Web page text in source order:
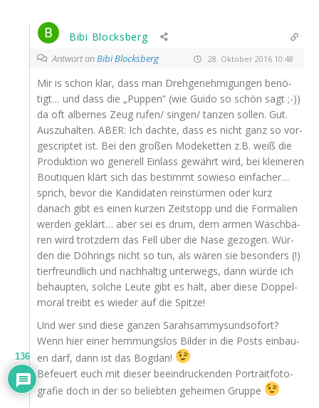
Bibi Blocksberg
Antwort anBibi Blocksberg 28. Oktober 2016 10:48
Mir is schon klar, dass man Dreh­ge­neh­mi­gun­gen benö­
tigt… und dass die „Pup­pen” (wie Gui­do so schön sagt ;-))
da oft alber­nes Zeug rufen/ singen/ tan­zen sol­len. Gut.
Aus­zu­hal­ten. ABER: Ich dach­te, dass es nicht ganz so vor­
ge­scrip­tet ist. Bei den gro­ßen Mode­ket­ten z.B. weiß die
Pro­duk­ti­on wo gene­rell Ein­lass gewährt wird, bei klei­ne­ren
Bou­ti­quen klärt sich das bestimmt sowie­so ein­fa­cher…
sprich, bevor die Kan­di­da­ten rein­stür­men oder kurz
danach gibt es einen kur­zen Zeit­stopp und die For­ma­li­en
wer­den geklärt… aber sei es drum, dem armen Wäsch­bä­
ren wird trotz­dem das Fell über die Nase gezo­gen. Wür­
den die Döh­rings nicht so tun, als wären sie beson­ders (!)
tier­freund­lich und nach­hal­tig unter­wegs, dann wür­de ich
behaup­ten, sol­che Leu­te gibt es halt, aber die­se Dop­pel­
mo­ral treibt es wie­der auf die Spitze!
Und wer sind die­se gan­zen Sarah­sam­my­sund­so­fort?
Wenn hier einer hem­mungs­los Bil­der in die Posts ein­bau­
en darf, dann ist das Bogdan!
Befeu­ert euch mit die­ser beein­dru­cken­den Por­träit­fo­to­
gra­fie doch in der so belieb­ten gehei­men Gruppe
136